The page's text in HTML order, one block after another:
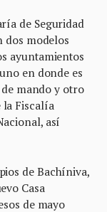
de Seguridad
dos modelos
ayuntamientos
en donde es
mando y otro
la Fiscalía
así
de Bachíniva,
Casa
de mayo